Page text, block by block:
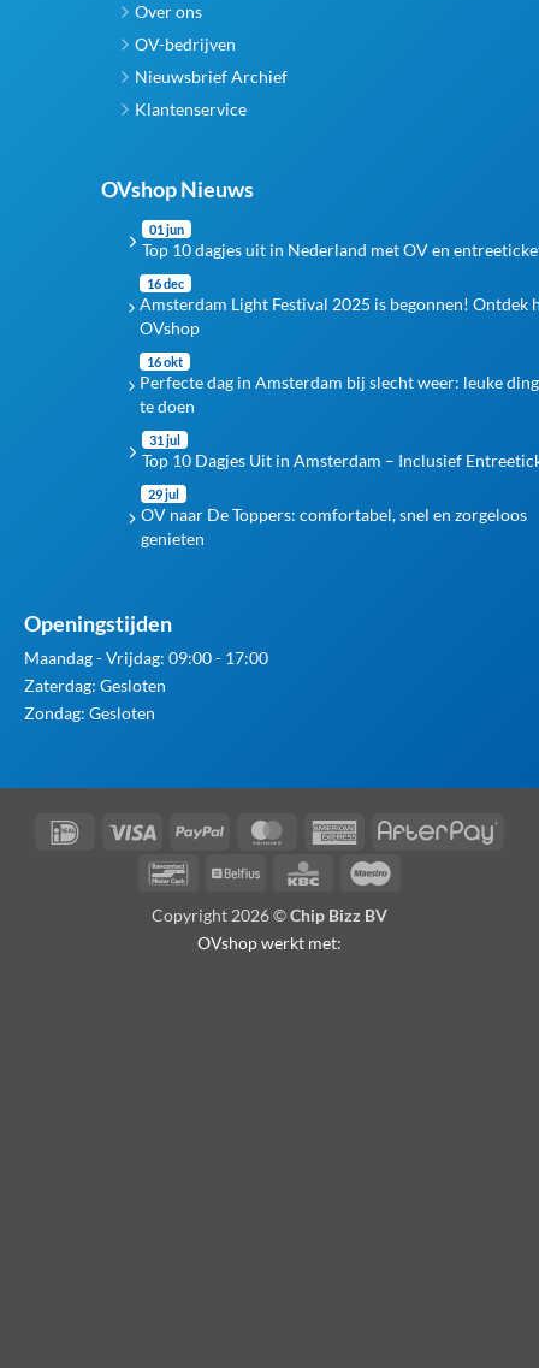
Over ons
OV-bedrijven
Nieuwsbrief Archief
Klantenservice
OVshop Nieuws
01 jun
Top 10 dagjes uit in Nederland met OV en
16 dec
Amsterdam Light Festival 2025 is begonnen! Ontdek
OVshop
16 okt
Perfecte dag in Amsterdam bij slecht weer: leuke
te doen
31 jul
Top 10 Dagjes Uit in Amsterdam – Inclusief
29 jul
OV naar De Toppers: comfortabel, snel en zorgeloos
genieten
Openingstijden
Maandag - Vrijdag: 09:00 - 17:00
Zaterdag: Gesloten
Zondag: Gesloten
IDeal Visa PayPal MasterCardAmerican
Express
BancontactBelfius KBC
Copyright 2026 ©Chip Bizz BV
OVshop werkt met: